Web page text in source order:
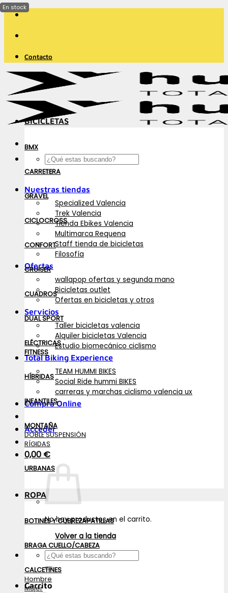
Saltar
contenido
Contacto
Buscar
por:
Nuestras tiendas
Specialized Valencia
Trek Valencia
Tienda Ebikes Valencia
Multimarca Requena
Staff tienda de bicicletas
Filosofía
Ofertas
wallapop ofertas y segunda mano
Bicicletas outlet
Ofertas en bicicletas y otros
Servicios
Taller bicicletas valencia
Alquiler bicicletas Valencia
Estudio biomecánico ciclismo
Total Biking Experience
TEAM HUMMI BIKES
Social Ride hummi BIKES
carreras y marchas ciclismo valencia ux
Compra Online
Acceder
0,00 €
No hay productos en el carrito.
Volver a la tienda
Buscar
por:
Carrito
BICICLETAS
BMX
CARRETERA
GRAVEL
CICLOCROSS
CONFORT
CRUISER
CUADROS
DUAL SPORT
ELÉCTRICAS
FITNESS
HÍBRIDAS
INFANTILES
MONTAÑA
DOBLE SUSPENSIÓN
RÍGIDAS
URBANAS
ROPA
BOTINES Y CUBREZAPATILLAS
BRAGA CUELLO/CABEZA
CALCETINES
Hombre
Mujer